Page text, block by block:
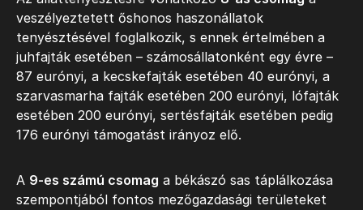
veszélyeztetett őshonos haszonállatok
tenyésztésével foglalkozik, s ennek értelmében a
juhfajták esetében – számosállatonként egy évre –
87 eurónyi, a kecskefajták esetében 40 eurónyi, a
szarvasmarha fajták esetében 200 eurónyi, lófajták
esetében 200 eurónyi, sertésfajták esetében pedig
176 eurónyi támogatást irányoz elő.
A 9-es számú csomag a békászó sas táplálkozása
szempontjából fontos mezőgazdasági területeket